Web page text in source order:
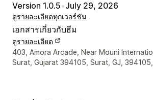
Version 1.0.5•July 29, 2026
ดูรายละเอียดทุกเวอร์ชัน
เอกสารเกี่ยวกับธีม
ดูรายละเอียด
รายละเอียดการติดต่อผู้ออกแบบ
403, Amora Arcade, Near Mouni
Surat, Gujarat 394105, Surat, GJ,